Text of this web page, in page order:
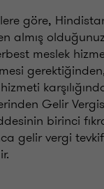
göre,
almış
meslek
Gelir
birinci
gelir vergi